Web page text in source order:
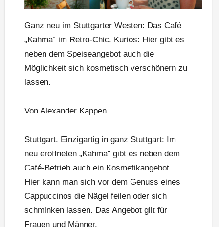
Ganz neu im Stuttgarter Westen: Das Café
„Kahma“ im Retro-Chic. Kurios: Hier gibt es
neben dem Speiseangebot auch die
Möglichkeit sich kosmetisch verschönern zu
lassen.
Von Alexander Kappen
Stuttgart. Einzigartig in ganz Stuttgart: Im
neu eröffneten „Kahma“ gibt es neben dem
Café-Betrieb auch ein Kosmetikangebot.
Hier kann man sich vor dem Genuss eines
Cappuccinos die Nägel feilen oder sich
schminken lassen. Das Angebot gilt für
Frauen und Männer.